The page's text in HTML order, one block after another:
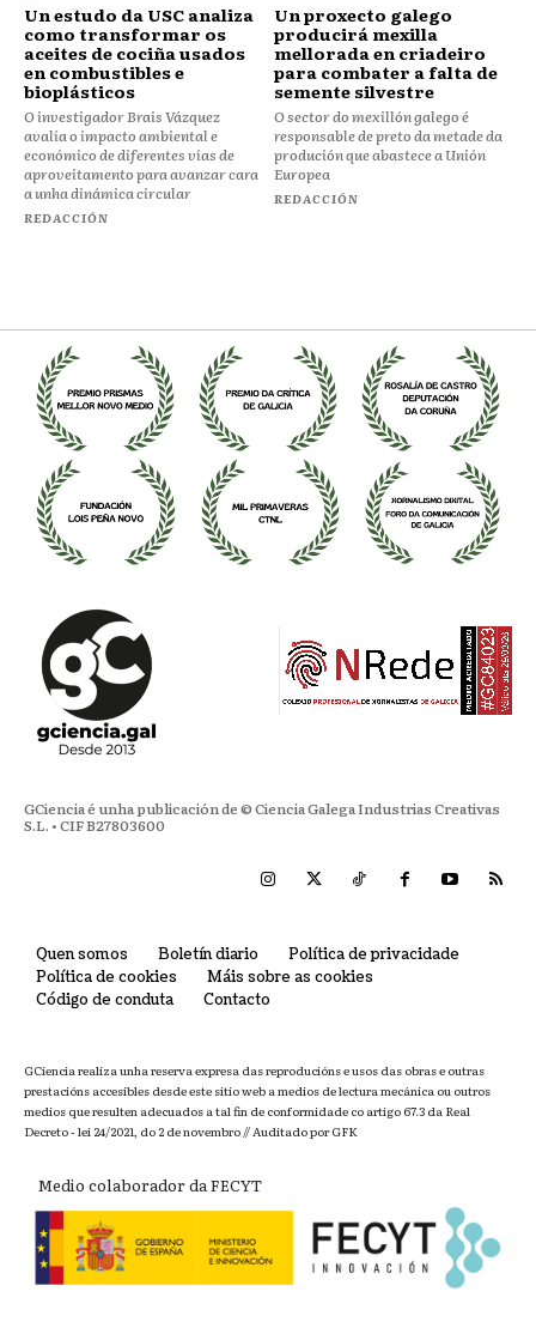
Un estudo da USC analiza
como transformar os
aceites de cociña usados
en combustibles e
bioplásticos
O investigador Brais Vázquez
avalía o impacto ambiental e
económico de diferentes vías de
aproveitamento para avanzar cara
a unha dinámica circular
REDACCIÓN
Un proxecto galego
producirá mexilla
mellorada en criadeiro
para combater a falta de
semente silvestre
O sector do mexillón galego é
responsable de preto da metade da
produción que abastece a Unión
Europea
REDACCIÓN
GCiencia é unha publicación de © Ciencia Galega Industrias Creativas
S.L. • CIF B27803600
Quen somos Boletín diario
Política de privacidade
Política de cookies
Máis sobre as cookies
Código de conduta
Contacto
GCiencia realiza unha reserva expresa das reproducións e usos das obras e outras
prestacións accesibles desde este sitio web a medios de lectura mecánica ou outros
medios que resulten adecuados a tal fin de conformidade co artigo 67.3 da Real
Decreto - lei 24/2021, do 2 de novembro // Auditado por GFK
Medio colaborador da FECYT